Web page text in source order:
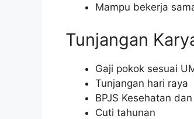
Mampu bekerja
Tunjangan
Gaji pokok sesuai
Tunjangan hari raya
BPJS Kesehatan
Cuti tahunan